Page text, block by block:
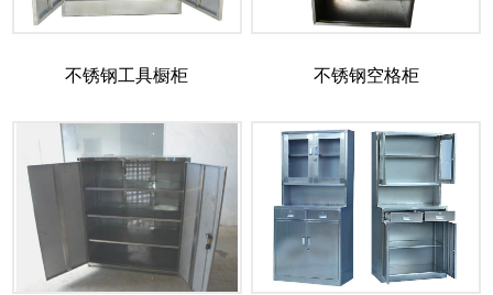
不锈钢工具橱柜 不锈钢空格柜